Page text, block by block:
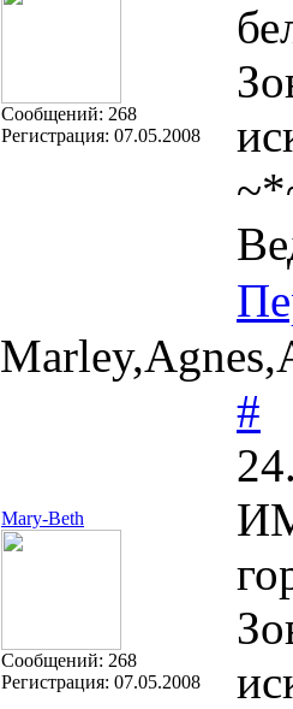
Cообщений: 268
Регистрация: 07.05.2008
Mary-Beth
Cообщений: 268
Регистрация: 07.05.2008
#